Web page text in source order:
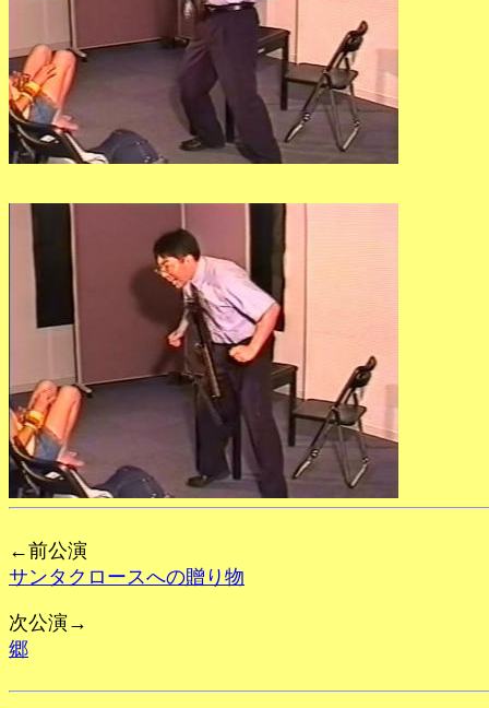
←前公演
サンタクロースへの贈り物
次公演→
郷